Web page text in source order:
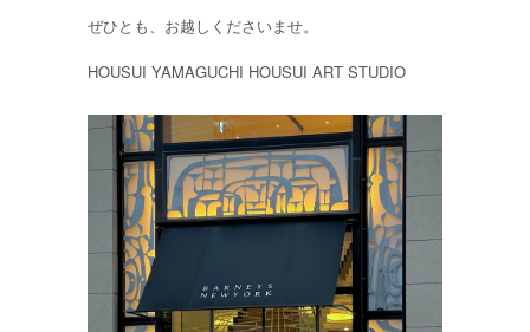
ぜひとも、お越しくださいませ。
HOUSUI YAMAGUCHI HOUSUI ART STUDIO